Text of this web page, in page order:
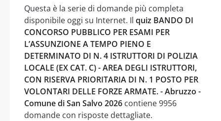
Questa è la serie di domande più completa
disponibile oggi su Internet. Il quiz BANDO DI
CONCORSO PUBBLICO PER ESAMI PER
L’ASSUNZIONE A TEMPO PIENO E
DETERMINATO DI N. 4 ISTRUTTORI DI POLIZIA
LOCALE (EX CAT. C) - AREA DEGLI ISTRUTTORI,
CON RISERVA PRIORITARIA DI N. 1 POSTO PER
VOLONTARI DELLE FORZE ARMATE. - Abruzzo -
Comune di San Salvo 2026 contiene 9956
domande con risposte dettagliate.